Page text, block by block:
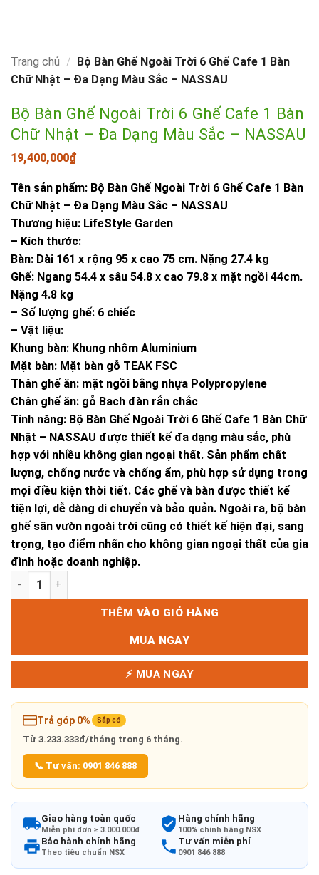
Trang chủ / Bộ Bàn Ghế Ngoài Trời 6 Ghế Cafe 1 Bàn
Chữ Nhật – Đa Dạng Màu Sắc – NASSAU
Bộ Bàn Ghế Ngoài Trời 6 Ghế Cafe 1 Bàn
Chữ Nhật – Đa Dạng Màu Sắc – NASSAU
19,400,000₫
Tên sản phẩm: Bộ Bàn Ghế Ngoài Trời 6 Ghế Cafe 1 Bàn
Chữ Nhật – Đa Dạng Màu Sắc – NASSAU
Thương hiệu: LifeStyle Garden
– Kích thước:
Bàn: Dài 161 x rộng 95 x cao 75 cm. Nặng 27.4 kg
Ghế: Ngang 54.4 x sâu 54.8 x cao 79.8 x mặt ngồi 44cm.
Nặng 4.8 kg
– Số lượng ghế: 6 chiếc
– Vật liệu:
Khung bàn: Khung nhôm Aluminium
Mặt bàn: Mặt bàn gỗ TEAK FSC
Thân ghế ăn: mặt ngồi bằng nhựa Polypropylene
Chân ghế ăn: gỗ Bach đàn rắn chắc
Tính năng: Bộ Bàn Ghế Ngoài Trời 6 Ghế Cafe 1 Bàn Chữ
Nhật – NASSAU được thiết kế đa dạng màu sắc, phù
hợp với nhiều không gian ngoại thất. Sản phẩm chất
lượng, chống nước và chống ẩm, phù hợp sử dụng trong
mọi điều kiện thời tiết. Các ghế và bàn được thiết kế
tiện lợi, dễ dàng di chuyển và bảo quản. Ngoài ra, bộ bàn
ghế sân vườn ngoài trời cũng có thiết kế hiện đại, sang
trọng, tạo điểm nhấn cho không gian ngoại thất của gia
đình hoặc doanh nghiệp.
Bộ Bàn Ghế Ngoài Trời 6 Ghế Cafe 1 Bàn Chữ Nhật - Đa
THÊM VÀO GIỎ HÀNG
MUA NGAY
⚡ MUA NGAY
Trả góp 0% Sắp có
Từ 3.233.333đ/tháng trong 6 tháng.
📞 Tư vấn: 0901 846 888
Giao hàng toàn quốc
Miễn phí đơn ≥ 3.000.000đ
Hàng chính hãng
100% chính hãng NSX
Bảo hành chính hãng
Theo tiêu chuẩn NSX
Tư vấn miễn phí
0901 846 888